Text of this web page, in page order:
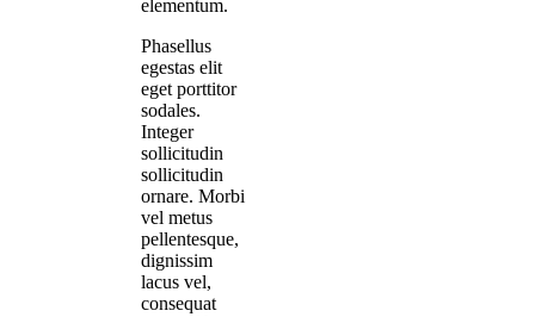
elementum.
Phasellus
egestas elit
eget porttitor
sodales.
Integer
sollicitudin
sollicitudin
ornare. Morbi
vel metus
pellentesque,
dignissim
lacus vel,
consequat